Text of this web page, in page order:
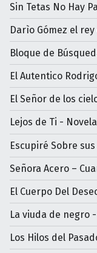
Sin Tetas No Hay
Darìo Gómez el
Bloque de
El Autentico
El Señor de los
Lejos de Ti -
Escupiré Sobre
Señora Acero –
El Cuerpo Del
La viuda de negro
Los Hilos del